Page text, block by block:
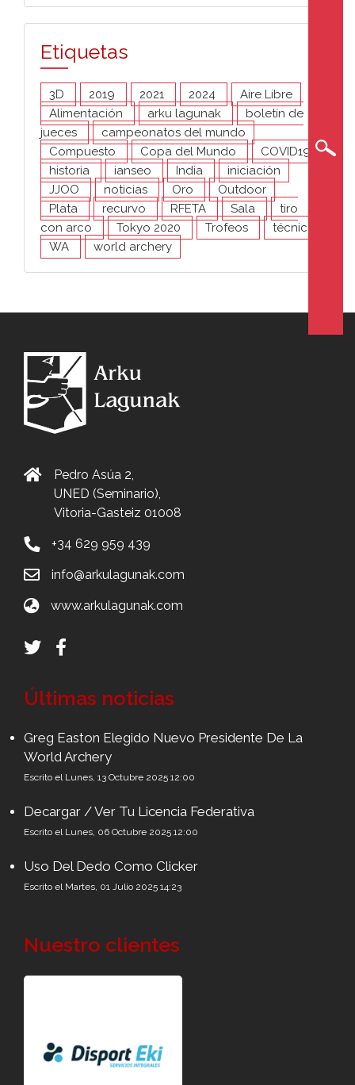
Etiquetas
3D 2019 2021 2024
Aire Libre
Alimentación
arku lagunak
boletín de
jueces
campeonatos del mundo
Compuesto
Copa del Mundo
COVID19
historia
ianseo India
iniciación
JJOO
noticias Oro
Outdoor
Plata
recurvo RFETA Sala
tiro
con arco
Tokyo 2020 Trofeos
técnica
WA
world archery
Pedro Asúa 2,
UNED (Seminario),
Vitoria-Gasteiz 01008
+34 629 959 439
info@arkulagunak.com
www.arkulagunak.com
Últimas noticias
Greg Easton Elegido Nuevo Presidente De La
World Archery
Escrito el Lunes, 13 Octubre 2025 12:00
Decargar / Ver Tu Licencia Federativa
Escrito el Lunes, 06 Octubre 2025 12:00
Uso Del Dedo Como Clicker
Escrito el Martes, 01 Julio 2025 14:23
Nuestro clientes